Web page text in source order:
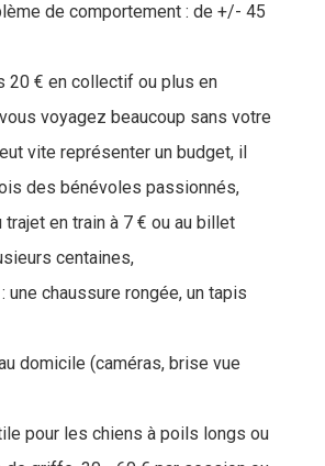
de comportement : de +/- 45
20 € en collectif ou plus en
voyagez beaucoup sans votre
vite représenter un budget, il
des bénévoles passionnés,
trajet en train à 7 € ou au billet
centaines,
une chaussure rongée, un tapis
domicile (caméras, brise vue
pour les chiens à poils longs ou